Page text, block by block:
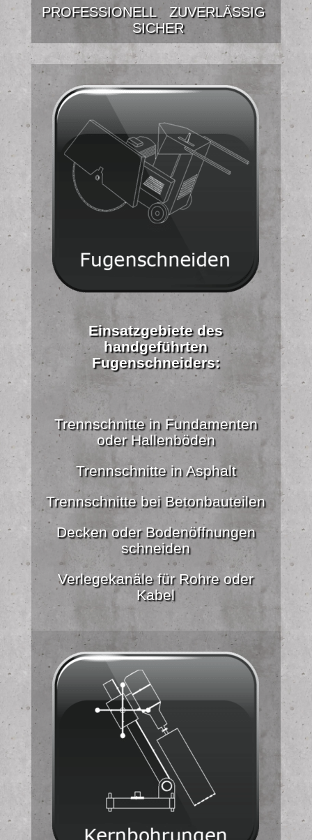
PROFESSIONELLZUVERLÄSSIG
SICHER
Einsatzgebiete des
handgeführten
Fugenschneiders:
Trennschnitte in Fundamenten
oder Hallenböden
Trennschnitte in Asphalt
Trennschnitte bei Betonbauteilen
Decken oder Bodenöffnungen
schneiden
Verlegekanäle für Rohre oder
Kabel